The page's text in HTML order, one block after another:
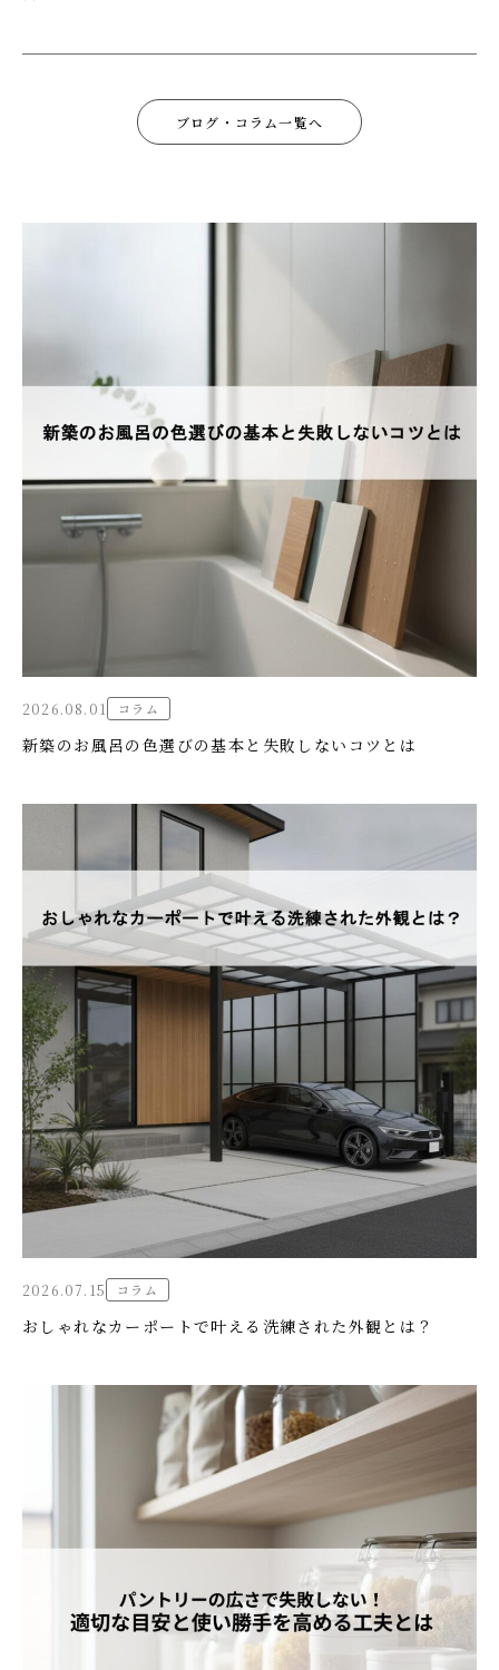
ブログ・コラム一覧へ
2026.08.01 コラム
新築のお風呂の色選びの基本と失敗しないコツとは
2026.07.15 コラム
おしゃれなカーポートで叶える洗練された外観とは？